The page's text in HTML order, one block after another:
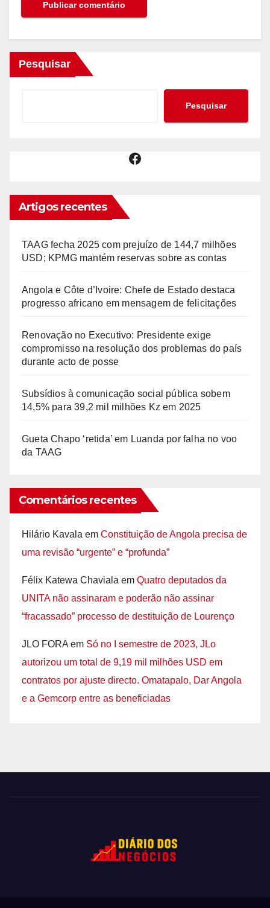
Pesquisar
Pesquisar
Facebook
Artigos recentes
TAAG fecha 2025 com prejuízo de 144,7 milhões
USD; KPMG mantém reservas sobre as contas
Angola e Côte d’Ivoire: Chefe de Estado destaca
progresso africano em mensagem de felicitações
Renovação no Executivo: Presidente exige
compromisso na resolução dos problemas do país
durante acto de posse
Subsídios à comunicação social pública sobem
14,5% para 39,2 mil milhões Kz em 2025
Gueta Chapo ‘retida’ em Luanda por falha no voo
da TAAG
Comentários recentes
Hilário Kavala em Constituição de Angola precisa de
uma revisão “urgente” e “profunda”
Félix Katewa Chaviala em Quatro deputados da
UNITA não assinaram e poderão não assinar
“fracassado” processo de destituição de Lourenço
JLO FORA em Só no I semestre de 2023, JLo
autorizou um total de 9,19 mil milhões USD em
contratos por ajuste directo. Omatapalo, Dar Angola
e a Gemcorp entre as beneficiadas